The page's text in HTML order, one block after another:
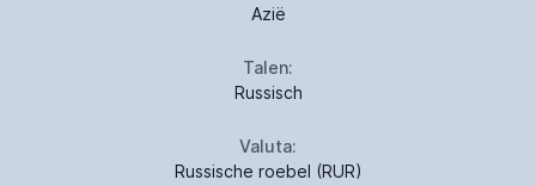
Azië
Talen:
Russisch
Valuta:
Russische roebel (RUR)